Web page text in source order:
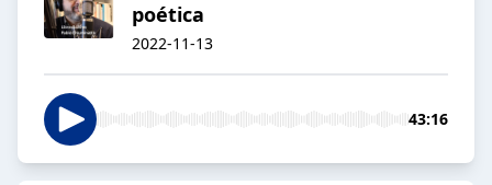
poética
2022-11-13
43:16